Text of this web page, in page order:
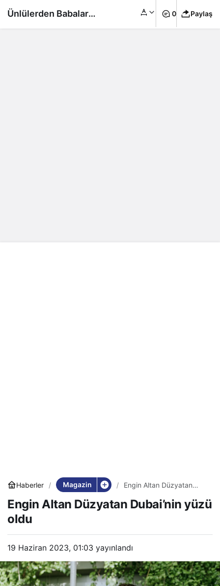
Haberler Magazin
Engin Altan Düzyatan
Engin Altan Düzyatan Dubai’nin yüzü
oldu
19 Haziran 2023, 01:03 yayınlandı
Ünlülerden Babalar 0 Paylaş